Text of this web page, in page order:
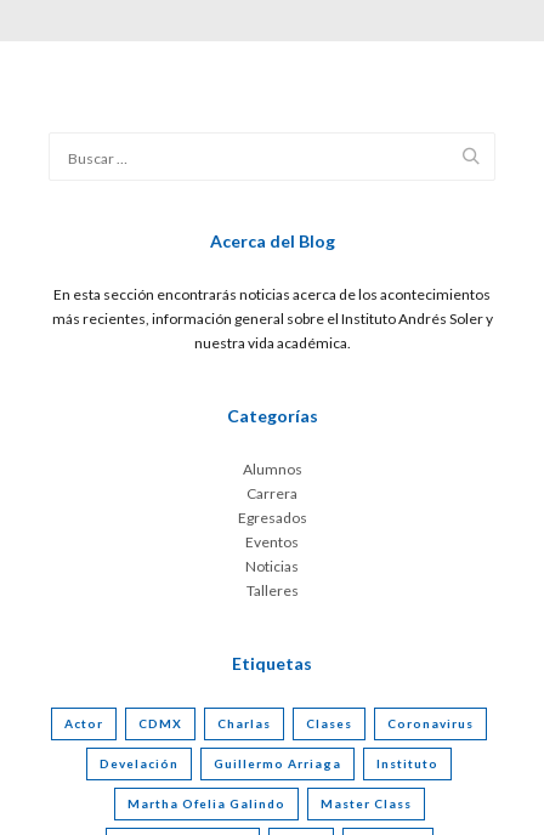
Acerca del Blog
En esta sección encontrarás noticias acerca de los acontecimientos
más recientes, información general sobre el Instituto Andrés Soler y
nuestra vida académica.
Categorías
Alumnos
Carrera
Egresados
Eventos
Noticias
Talleres
Etiquetas
Actor CDMX Charlas Clases Coronavirus
Develación Guillermo Arriaga Instituto
Martha Ofelia Galindo Master Class